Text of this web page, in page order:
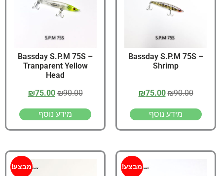
Bassday S.P.M 75S –
Shrimp
₪90.00
₪75.00
מידע נוסף
Bassday S.P.M 75S –
Tranparent Yellow
Head
₪90.00
₪75.00
מידע נוסף
מבצע! מבצע!